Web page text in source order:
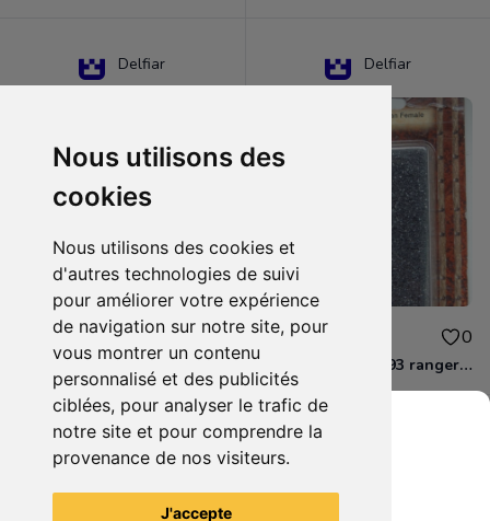
Nous utilisons des
cookies
Nous utilisons des cookies et
d'autres technologies de suivi
pour améliorer votre expérience
de navigation sur notre site, pour
vous montrer un contenu
personnalisé et des publicités
ciblées, pour analyser le trafic de
notre site et pour comprendre la
provenance de nos visiteurs.
J'accepte
Delfiar
15.00€ 0
D&D - 88286 paladin human male Miniature - Donjons Dragons
Delfiar
12.00€ 0
D&D - WOC 40093 ranger human female Miniature - Donjons Dragons
Voir tous les articles du vendeur
Grenier du Geek